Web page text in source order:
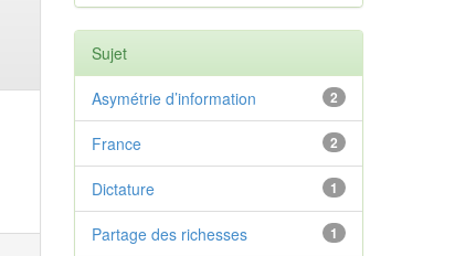
Sujet
2
Asymétrie d’information
2
France
1
Dictature
1
Partage des richesses